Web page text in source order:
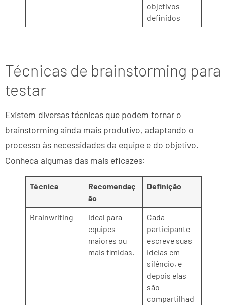
objetivos
definidos
Técnicas de brainstorming para
testar
Existem diversas técnicas que podem tornar o
brainstorming ainda mais produtivo, adaptando o
processo às necessidades da equipe e do objetivo.
Conheça algumas das mais eficazes:
Técnica
Recomendaç
ão
Definição
Brainwriting
Ideal para
equipes
maiores ou
mais tímidas.
Cada
participante
escreve suas
ideias em
silêncio, e
depois elas
são
compartilhad